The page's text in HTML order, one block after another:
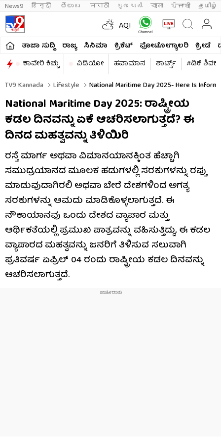
News9 हिन्दी తెలుగు मराठी ગુજરાતી বাংলা ਪੰਜਾਬੀ தமிழ்
AQI
ತಾಜಾ ಸುದ್ದಿ ರಾಜ್ಯ ಸಿನಿಮಾ ಕ್ರಿಕೆಟ್​ ಫೋಟೋಗ್ಯಾಲರಿ ಕ್ರೀಡೆ
ಕಾವೇರಿ ಕಿಚ್ಚು
ವಿಡಿಯೋ ಹವಾಮಾನ ಶಾರ್ಟ್ಸ್​
#ಡಿಕೆ
TV9 Kannada
Lifestyle National Maritime Day 2025- Here Is
National Maritime Day 2025: ರಾಷ್ಟ್ರೀಯ
ಕಡಲ ದಿನವನ್ನು ಏಕೆ ಆಚರಿಸಲಾಗುತ್ತದೆ? ಈ
ದಿನದ ಮಹತ್ವವನ್ನು ತಿಳಿಯಿರಿ
ರಸ್ತೆ ಮಾರ್ಗ ಅಥವಾ ವಿಮಾನಯಾನಕ್ಕಿಂತ ಹೆಚ್ಚಾಗಿ
ಸಮುದ್ರಯಾನದ ಮೂಲಕ ಹಡುಗಳಲ್ಲಿ ಸರಕುಗಳನ್ನು ರಫ್ತು
ಮಾಡುವುದಾಗಿರಲಿ ಅಥವಾ ಬೇರೆ ದೇಶಗಳಿಂದ ಅಗತ್ಯ
ಸರಕುಗಳನ್ನು ಆಮದು ಮಾಡಿಕೊಳ್ಳಲಾಗುತ್ತದೆ. ಈ
ನೌಕಾಯಾನವು ಒಂದು ದೇಶದ ವ್ಯಾಪಾರ ಮತ್ತು
ಆರ್ಥಿಕತೆಯಲ್ಲಿ ಪ್ರಮುಖ ಪಾತ್ರವನ್ನು ವಹಿಸುತ್ತಿದ್ದು, ಈ ಕಡಲ
ವ್ಯಾಪಾರದ ಮಹತ್ವವನ್ನು ಜನರಿಗೆ ತಿಳಿಸುವ ಸಲುವಾಗಿ
ಪ್ರತಿವರ್ಷ ಏಪ್ರಿಲ್‌ 04 ರಂದು ರಾಷ್ಟ್ರೀಯ ಕಡಲ ದಿನವನ್ನು
ಆಚರಿಸಲಾಗುತ್ತದೆ.